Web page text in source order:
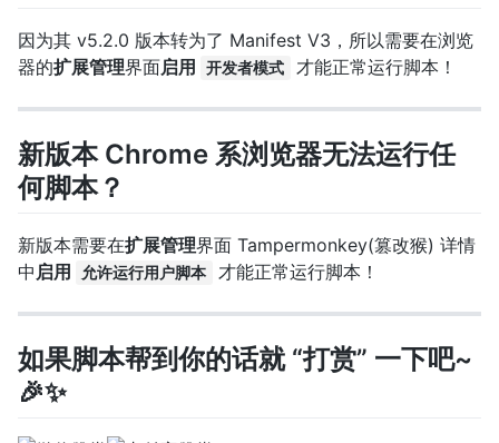
因为其 v5.2.0 版本转为了 Manifest V3，所以需要在浏览
器的扩展管理界面启用 开发者模式 才能正常运行脚本！
新版本 Chrome 系浏览器无法运行任
何脚本？
新版本需要在扩展管理界面 Tampermonkey(篡改猴) 详情
中 启用 允许运行用户脚本 才能正常运行脚本！
如果脚本帮到你的话就 “打赏” 一下吧~
🎉✨